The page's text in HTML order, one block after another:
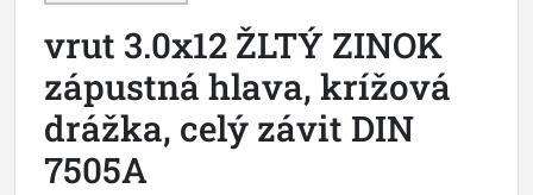
vrut 3.0x12 ŽLTÝ ZINOK
zápustná hlava, krížová
drážka, celý závit DIN
7505A